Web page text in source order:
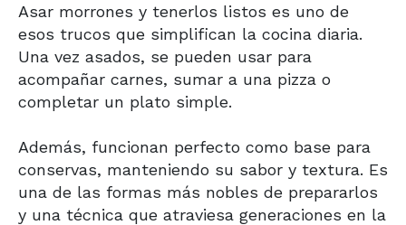
Asar morrones y tenerlos listos es uno de
esos trucos que simplifican la cocina diaria.
Una vez asados, se pueden usar para
acompañar carnes, sumar a una pizza o
completar un plato simple.
Además, funcionan perfecto como base para
conservas, manteniendo su sabor y textura. Es
una de las formas más nobles de prepararlos
y una técnica que atraviesa generaciones en la